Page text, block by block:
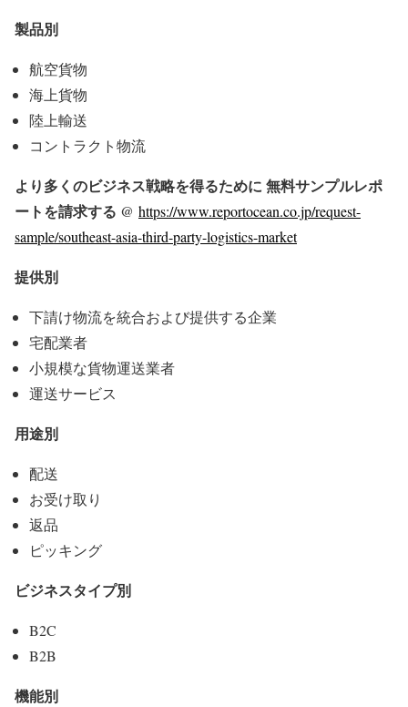
製品別
航空貨物
海上貨物
陸上輸送
コントラクト物流
より多くのビジネス戦略を得るために 無料サンプルレポ
ートを請求する @ https://www.reportocean.co.jp/request-
sample/southeast-asia-third-party-logistics-market
提供別
下請け物流を統合および提供する企業
宅配業者
小規模な貨物運送業者
運送サービス
用途別
配送
お受け取り
返品
ピッキング
ビジネスタイプ別
B2C
B2B
機能別